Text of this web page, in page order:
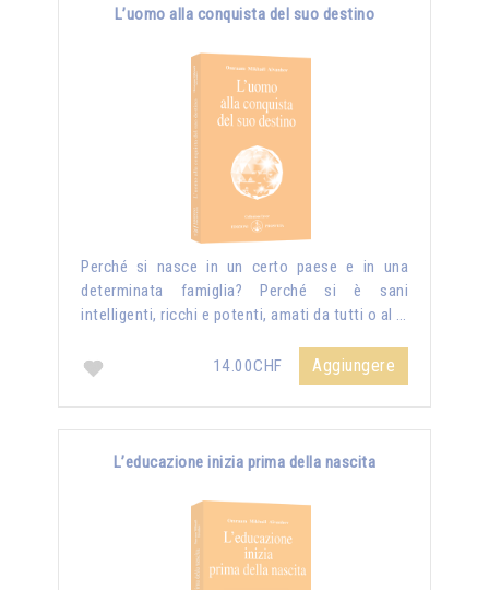
L’uomo alla conquista del suo destino
Perché si nasce in un certo paese e in una
determinata famiglia? Perché si è sani
intelligenti, ricchi e potenti, amati da tutti o al …
14.00CHF Aggiungere
L’educazione inizia prima della nascita